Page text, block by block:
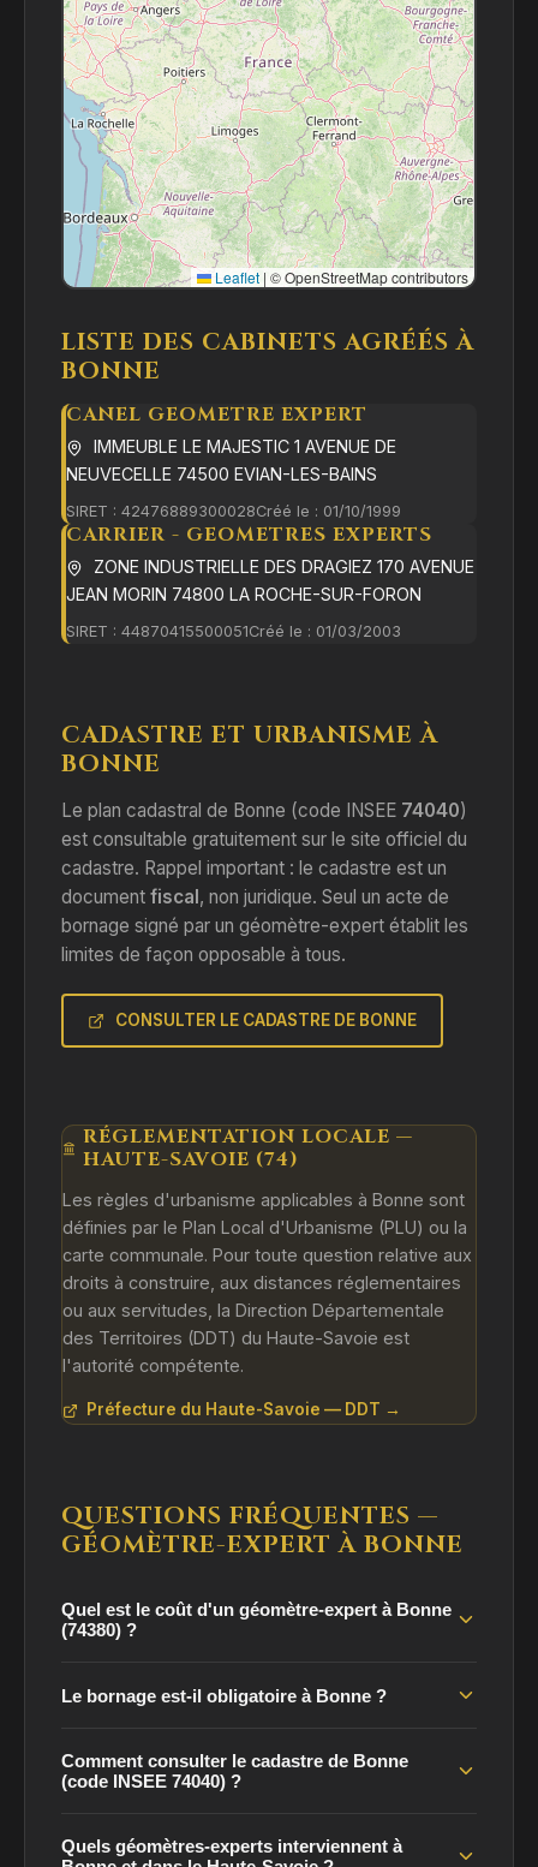
Leaflet | © OpenStreetMap contributors
LISTE DES CABINETS AGRÉÉS À
BONNE
CANEL GEOMETRE EXPERT
IMMEUBLE LE MAJESTIC 1 AVENUE DE
NEUVECELLE 74500 EVIAN-LES-BAINS
SIRET : 42476889300028Créé le : 01/10/1999
CARRIER - GEOMETRES EXPERTS
ZONE INDUSTRIELLE DES DRAGIEZ 170 AVENUE
JEAN MORIN 74800 LA ROCHE-SUR-FORON
SIRET : 44870415500051Créé le : 01/03/2003
CADASTRE ET URBANISME À
BONNE
Le plan cadastral de Bonne (code INSEE 74040)
est consultable gratuitement sur le site officiel du
cadastre. Rappel important : le cadastre est un
document fiscal, non juridique. Seul un acte de
bornage signé par un géomètre-expert établit les
limites de façon opposable à tous.
CONSULTER LE CADASTRE DE BONNE
RÉGLEMENTATION LOCALE —
HAUTE-SAVOIE (74)
Les règles d'urbanisme applicables à Bonne sont
définies par le Plan Local d'Urbanisme (PLU) ou la
carte communale. Pour toute question relative aux
droits à construire, aux distances réglementaires
ou aux servitudes, la Direction Départementale
des Territoires (DDT) du Haute-Savoie est
l'autorité compétente.
Préfecture du Haute-Savoie — DDT →
QUESTIONS FRÉQUENTES —
GÉOMÈTRE-EXPERT À BONNE
Quel est le coût d'un géomètre-expert à Bonne
(74380) ?
Le bornage est-il obligatoire à Bonne ?
Comment consulter le cadastre de Bonne
(code INSEE 74040) ?
Quels géomètres-experts interviennent à